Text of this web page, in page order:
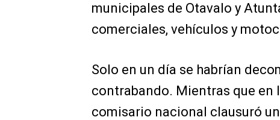
municipales de Otavalo y
comerciales, vehículos y
Solo en un día se habrían
contrabando. Mientras que en
comisario nacional clausuró